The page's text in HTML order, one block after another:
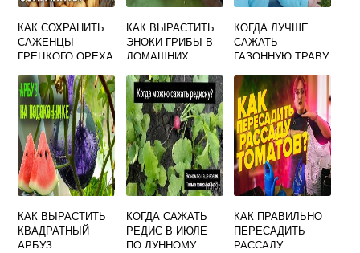
КАК СОХРАНИТЬ
САЖЕНЦЫ
ГРЕЦКОГО ОРЕХА
ДОМАШНИХ
УСЛОВИЯХ
КАК ВЫРАСТИТЬ
ЭНОКИ ГРИБЫ В
ДОМАШНИХ
КОГДА ЛУЧШЕ
САЖАТЬ
ГАЗОННУЮ ТРАВУ
ОСЕНЬЮ НА ДАЧЕ
КАК ВЫРАСТИТЬ
КВАДРАТНЫЙ
АРБУЗ
КОГДА САЖАТЬ
РЕДИС В ИЮЛЕ
ПО ЛУННОМУ
КАК ПРАВИЛЬНО
ПЕРЕСАДИТЬ
РАССАДУ